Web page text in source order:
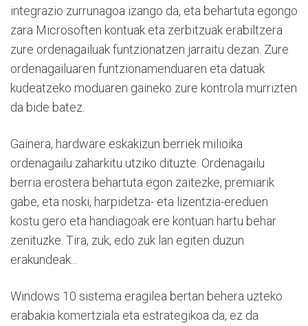
integrazio zurrunagoa izango da, eta behartuta egongo
zara Microsoften kontuak eta zerbitzuak erabiltzera
zure ordenagailuak funtzionatzen jarraitu dezan. Zure
ordenagailuaren funtzionamenduaren eta datuak
kudeatzeko moduaren gaineko zure kontrola murrizten
da bide batez.
Gainera, hardware eskakizun berriek milioika
ordenagailu zaharkitu utziko dituzte. Ordenagailu
berria erostera behartuta egon zaitezke, premiarik
gabe, eta noski, harpidetza- eta lizentzia-ereduen
kostu gero eta handiagoak ere kontuan hartu behar
zenituzke. Tira, zuk, edo zuk lan egiten duzun
erakundeak...
Windows 10 sistema eragilea bertan behera uzteko
erabakia komertziala eta estrategikoa da, ez da